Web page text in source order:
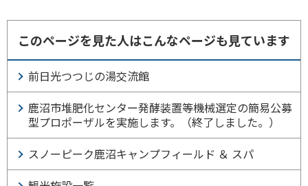
このページを見た人はこんなページも見ています
前日光つつじの湯交流館
鹿沼市堆肥化センター発酵装置等機械選定の簡易公募
型プロポーザルを実施します。（終了しました。）
スノーピーク鹿沼キャンプフィールド ＆ スパ